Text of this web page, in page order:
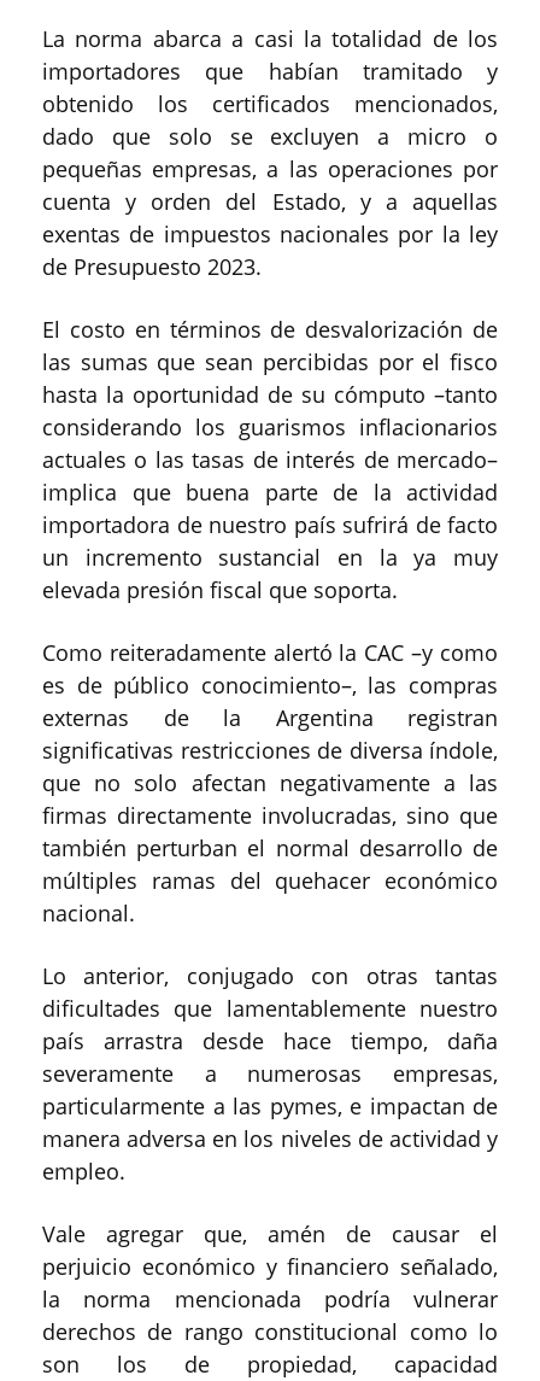
La norma abarca a casi la totalidad de los
importadores que habían tramitado y
obtenido los certificados mencionados,
dado que solo se excluyen a micro o
pequeñas empresas, a las operaciones por
cuenta y orden del Estado, y a aquellas
exentas de impuestos nacionales por la ley
de Presupuesto 2023.
El costo en términos de desvalorización de
las sumas que sean percibidas por el fisco
hasta la oportunidad de su cómputo –tanto
considerando los guarismos inflacionarios
actuales o las tasas de interés de mercado–
implica que buena parte de la actividad
importadora de nuestro país sufrirá de facto
un incremento sustancial en la ya muy
elevada presión fiscal que soporta.
Como reiteradamente alertó la CAC –y como
es de público conocimiento–, las compras
externas de la Argentina registran
significativas restricciones de diversa índole,
que no solo afectan negativamente a las
firmas directamente involucradas, sino que
también perturban el normal desarrollo de
múltiples ramas del quehacer económico
nacional.
Lo anterior, conjugado con otras tantas
dificultades que lamentablemente nuestro
país arrastra desde hace tiempo, daña
severamente a numerosas empresas,
particularmente a las pymes, e impactan de
manera adversa en los niveles de actividad y
empleo.
Vale agregar que, amén de causar el
perjuicio económico y financiero señalado,
la norma mencionada podría vulnerar
derechos de rango constitucional como lo
son los de propiedad, capacidad